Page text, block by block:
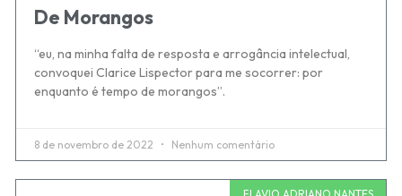
De Morangos
“eu, na minha falta de resposta e arrogância intelectual,
convoquei Clarice Lispector para me socorrer: por
enquanto é tempo de morangos”.
8 de novembro de 2022 Nenhum comentário